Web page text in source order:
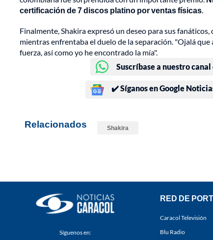
certificación de 7 discos platino por ventas físicas.
Finalmente, Shakira expresó un deseo para sus
mientras enfrentaba el duelo de la separación. "Ojalá
fuerza, así como yo he encontrado la mía".
Suscríbase a nuestro
✔️ Síganos en Google
Relacionados Shakira
Síguenos en:
RED DE
Caracol Televisión
Blu Radio